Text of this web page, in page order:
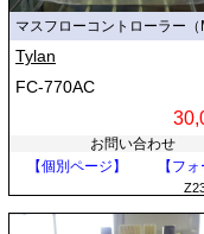
マスフローコントローラー（
Tylan
FC-770AC
お問い合わせ
【個別ページ】
【フォ